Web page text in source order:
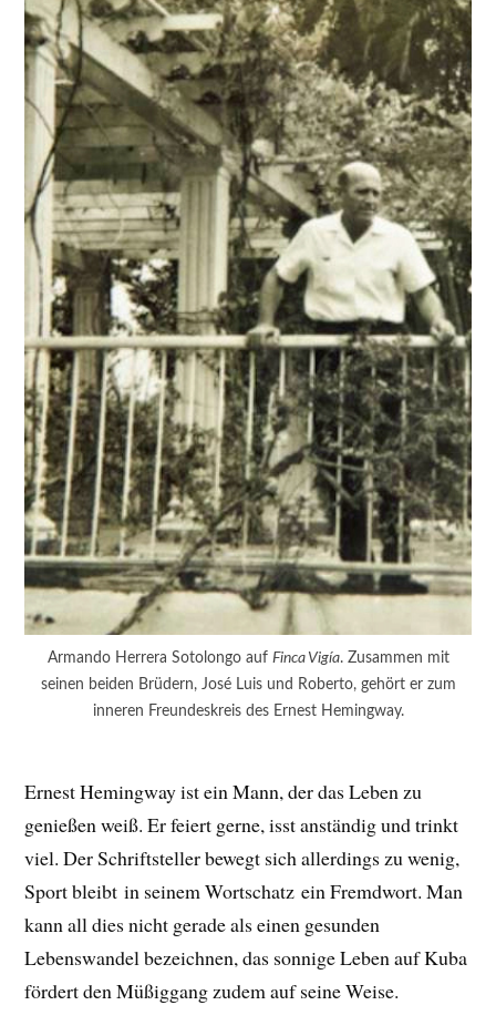
Armando Herrera Sotolongo auf Finca Vigía. Zusammen mit
seinen beiden Brüdern, José Luis und Roberto, gehört er zum
inneren Freundeskreis des Ernest Hemingway.
Ernest Hemingway ist ein Mann, der das Leben zu
genießen weiß. Er feiert gerne, isst anständig und trinkt
viel. Der Schriftsteller bewegt sich allerdings zu wenig,
Sport bleibt in seinem Wortschatz ein Fremdwort. Man
kann all dies nicht gerade als einen gesunden
Lebenswandel bezeichnen, das sonnige Leben auf Kuba
fördert den Müßiggang zudem auf seine Weise.